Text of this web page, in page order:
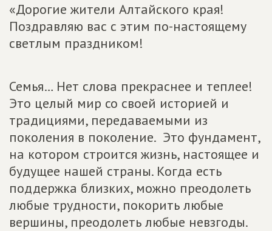
«Дорогие жители Алтайского края!
Поздравляю вас с этим по-настоящему
светлым праздником!
Семья… Нет слова прекраснее и теплее!
Это целый мир со своей историей и
традициями, передаваемыми из
поколения в поколение. Это фундамент,
на котором строится жизнь, настоящее и
будущее нашей страны. Когда есть
поддержка близких, можно преодолеть
любые трудности, покорить любые
вершины, преодолеть любые невзгоды.